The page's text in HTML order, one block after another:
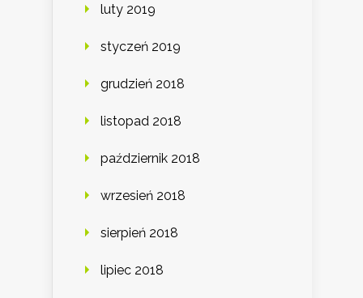
luty 2019
styczeń 2019
grudzień 2018
listopad 2018
październik 2018
wrzesień 2018
sierpień 2018
lipiec 2018